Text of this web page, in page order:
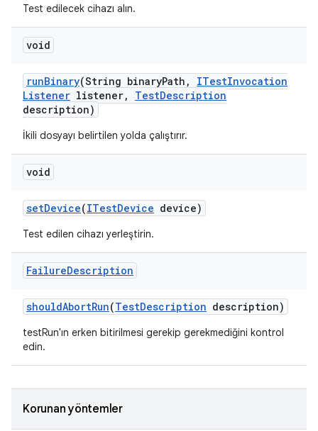
Test edilecek cihazı alın.
void
runBinary(String binaryPath , ITestInvocation
Listener listener, TestDescription
description)
İkili dosyayı belirtilen yolda çalıştırır.
void
setDevice(ITestDevice device)
Test edilen cihazı yerleştirin.
FailureDescription
shouldAbortRun(TestDescription description)
testRun'ın erken bitirilmesi gerekip gerekmediğini kontrol
edin.
Korunan yöntemler